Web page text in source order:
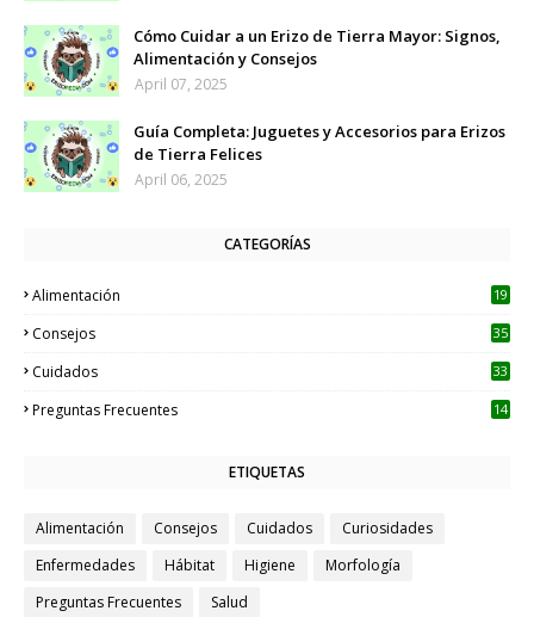
Cómo Cuidar a un Erizo de Tierra Mayor: Signos,
Alimentación y Consejos
April 07, 2025
Guía Completa: Juguetes y Accesorios para Erizos
de Tierra Felices
April 06, 2025
CATEGORÍAS
Alimentación 19
Consejos 35
Cuidados 33
Preguntas Frecuentes 14
ETIQUETAS
Alimentación Consejos Cuidados
Curiosidades
Enfermedades
Hábitat Higiene
Morfología
Preguntas Frecuentes
Salud